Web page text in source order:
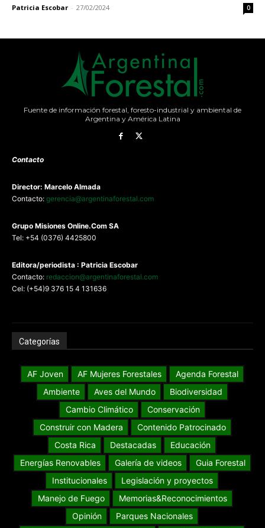
Patricia Escobar - 27/02/2024 0
Fuente de información forestal, foresto-industrial y ambiental de
Argentina y América Latina
Contacto
Director: Marcelo Almada
Contacto: gerencia@argentinaforestal.com
Grupo Misiones Online.Com SA
Tel: +54 (0376) 4425800
Editora/periodista : Patricia Escobar
Contacto: redaccion@argentinaforestal.com
Cel: (+54)9 376 15 4 131636
Categorías
AF Joven AF Mujeres Forestales
Agenda Forestal
Ambiente
Aves del Mundo
Biodiversidad
Cambio Climático
Conservación
Construir con Madera
Contenido Patrocinado
Costa Rica
Destacadas
Educación
Energías Renovables
Galería de videos
Guia Forestal
Institucionales
Legislación y proyectos
Manejo de Fuego
Memorias&Reconocimientos
Opinión
Parques Nacionales